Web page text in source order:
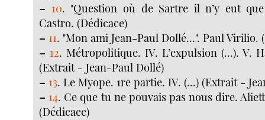
– 10. "Question où de Sartre il n’y eut
Castro. (Dédicace)
– 11. "Mon ami Jean-Paul Dollé...". Paul Virilio.
– 12. Métropolitique. IV. L’expulsion (...). V.
(Extrait - Jean-Paul Dollé)
– 13. Le Myope. 1re partie. IV. (...) (Extrait -
– 14. Ce que tu ne pouvais pas nous dire.
(Dédicace)